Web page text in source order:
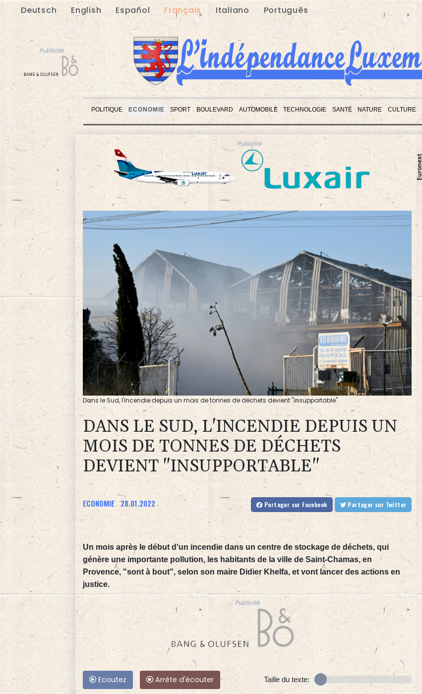
Deutsch English Español Français Italiano Português
Publicité
POLITIQUE ECONOMIE SPORT BOULEVARD AUTOMOBILE TECHNOLOGIE SANTÉ NATURE CULTURE
Publicité
Euronext
Dans le Sud, l'incendie depuis un mois de tonnes de déchets devient "insupportable"
DANS LE SUD, L'INCENDIE DEPUIS UN
MOIS DE TONNES DE DÉCHETS
DEVIENT "INSUPPORTABLE"
ECONOMIE 28.01.2022 Partager sur Facebook Partager sur Twitter
Un mois après le début d'un incendie dans un centre de stockage de déchets, qui
génère une importante pollution, les habitants de la ville de Saint-Chamas, en
Provence, "sont à bout", selon son maire Didier Khelfa, et vont lancer des actions en
justice.
Publicité
Ecoutez Arrête d'écouter Taille du texte: